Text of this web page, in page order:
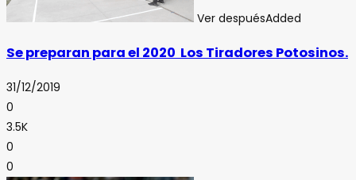
Ver despuésAdded
Se preparan para el 2020 Los Tiradores Potosinos.
31/12/2019
0
3.5K
0
0